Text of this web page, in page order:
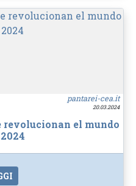
pantarei-cea.it
20.03.2024
revolucionan el mundo